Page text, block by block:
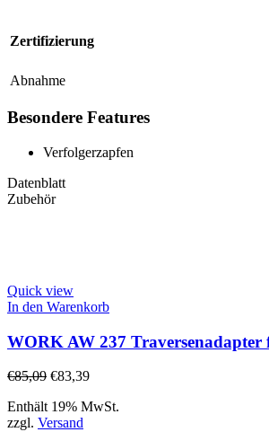
Zertifizierung
Abnahme
Besondere Features
Verfolgerzapfen
Datenblatt
Zubehör
Quick view
In den Warenkorb
WORK AW 237
€85,09 €83,39
Enthält 19% MwSt.
zzgl. Versand